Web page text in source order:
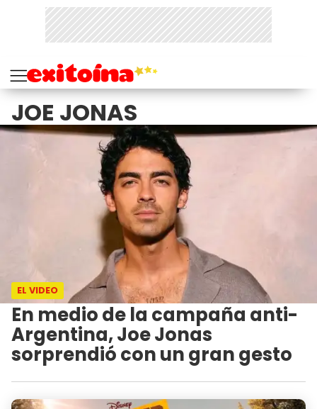
JOE JONAS
EL VIDEO
En medio de la campaña anti-
Argentina, Joe Jonas
sorprendió con un gran gesto